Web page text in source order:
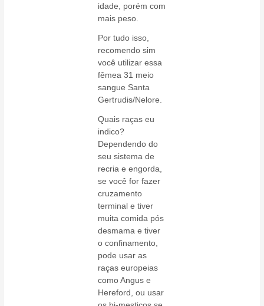
idade, porém com
mais peso.
Por tudo isso,
recomendo sim
você utilizar essa
fêmea 31 meio
sangue Santa
Gertrudis/Nelore.
Quais raças eu
indico?
Dependendo do
seu sistema de
recria e engorda,
se você for fazer
cruzamento
terminal e tiver
muita comida pós
desmama e tiver
o confinamento,
pode usar as
raças europeias
como Angus e
Hereford, ou usar